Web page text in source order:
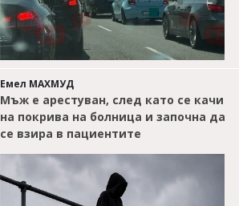
Емел МАХМУД
Мъж е арестуван, след като се качи
на покрива на болница и започна да
се взира в пациентите